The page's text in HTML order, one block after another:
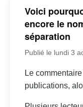
Voici
encore le
séparation
Publié le lundi 3
Le
publications,